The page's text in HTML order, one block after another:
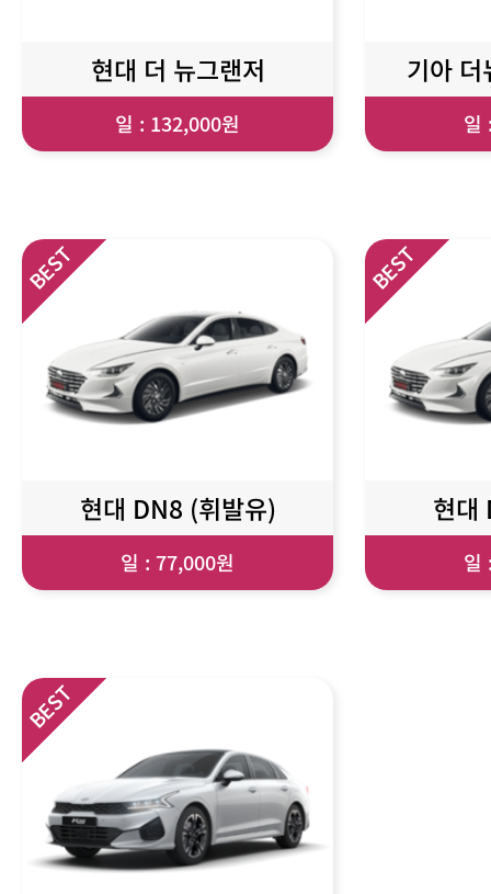
현대 더 뉴그랜저
일 : 132,000원
기아
일
현대 DN8 (휘발유)
일 : 77,000원
현대
일